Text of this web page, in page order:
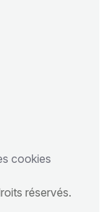
cookies
réservés.